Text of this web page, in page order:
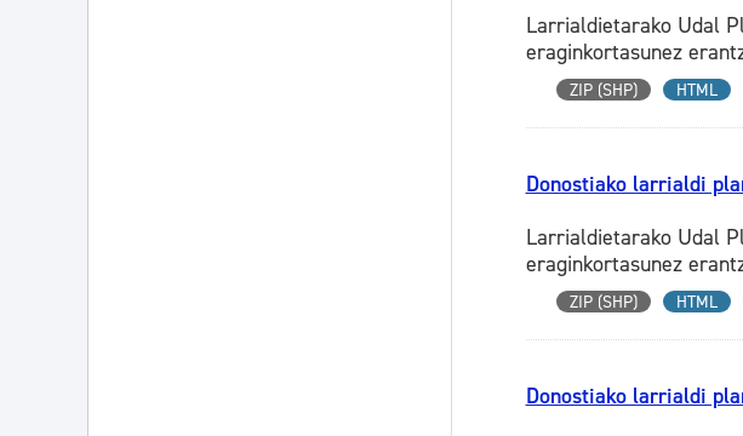
Larrialdietarako Udal
eraginkortasunez
ZIP (SHP) HTML
Donostiako larrialdi
Larrialdietarako Udal
eraginkortasunez
ZIP (SHP) HTML
Donostiako larrialdi